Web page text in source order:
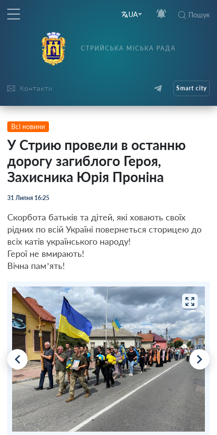
UA Пошук
Контакти
СТРИЙСЬКА МІСЬКА РАДА
Smart city
Всі новини
У Стрию провели в останню
дорогу загиблого Героя,
Захисника Юрія Проніна
31 Липня 16:25
Скорбота батьків та дітей, які ховають своїх
рідних по всій Україні повернеться сторицею до
всіх катів українського народу!
Герої не вмирають!
Вічна пам’ять!